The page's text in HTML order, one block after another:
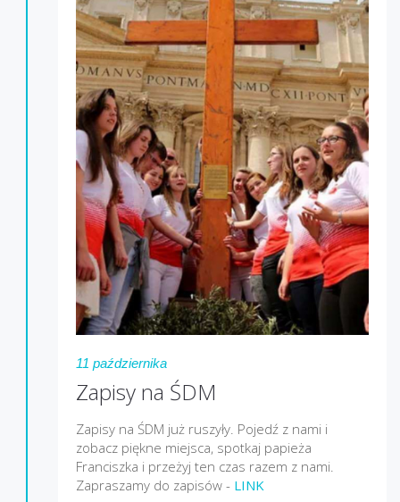
11 października
Zapisy na ŚDM
Zapisy na ŚDM już ruszyły. Pojedź z nami i
zobacz piękne miejsca, spotkaj papieża
Franciszka i przeżyj ten czas razem z nami.
Zapraszamy do zapisów - LINK